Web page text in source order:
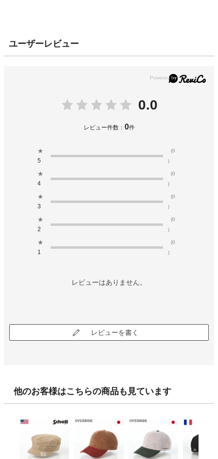
ユーザーレビュー
0.0
レビュー件数： 0件
★
5
(0
)
★
4
(0
)
★
3
(0
)
★
2
(0
)
★
1
(0
)
レビューはありません。
レビューを書く
他のお客様はこちらの商品も見ています